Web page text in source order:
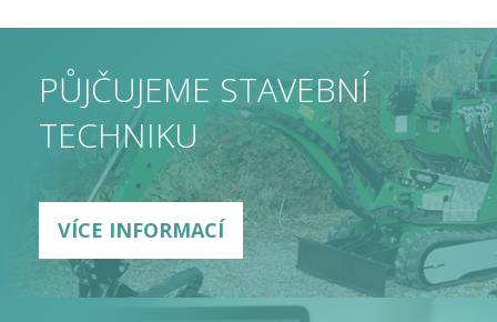
PŮJČUJEME STAVEBNÍ
TECHNIKU
VÍCE INFORMACÍ